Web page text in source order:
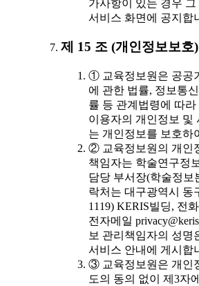
가사항이 있는 경우
서비스 화면에 공지합
제 15 조 (개인정보보호)
① 교육정보원은 공공
에 관한 법률, 정보통
률 등 관계법령에 따
이용자의 개인정보 및
는 개인정보를 보호하
② 교육정보원의 개인
책임자는 학술연구정
담당 부서장(학술정보
락처는 대구광역시 동
1119) KERIS빌딩, 전
전자메일
보 관리책임자의 성명
서비스 안내에 게시합
③ 교육정보원은 개인
도의 동의 없이 제3자